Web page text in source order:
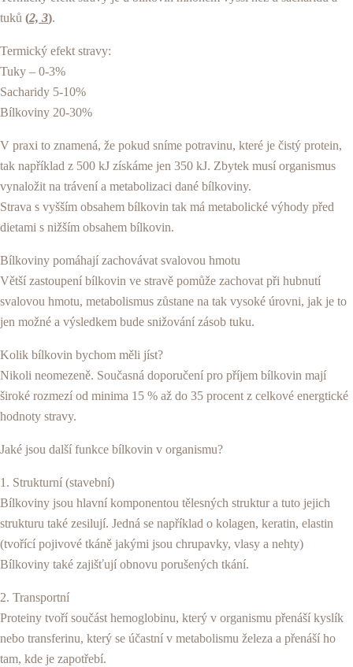
tuků (2, 3).
Termický efekt stravy:
Tuky – 0-3%
Sacharidy 5-10%
Bílkoviny 20-30%
V praxi to znamená, že pokud sníme potravinu, které je čistý protein,
tak například z 500 kJ získáme jen 350 kJ. Zbytek musí organismus
vynaložit na trávení a metabolizaci dané bílkoviny.
Strava s vyšším obsahem bílkovin tak má metabolické výhody před
dietami s nižším obsahem bílkovin.
Bílkoviny pomáhají zachovávat svalovou hmotu
Větší zastoupení bílkovin ve stravě pomůže zachovat při hubnutí
svalovou hmotu, metabolismus zůstane na tak vysoké úrovni, jak je to
jen možné a výsledkem bude snižování zásob tuku.
Kolik bílkovin bychom měli jíst?
Nikoli neomezeně. Současná doporučení pro příjem bílkovin mají
široké rozmezí od minima 15 % až do 35 procent z celkové energtické
hodnoty stravy.
Jaké jsou další funkce bílkovin v organismu?
1. Strukturní (stavební)
Bílkoviny jsou hlavní komponentou tělesných struktur a tuto jejich
strukturu také zesilují. Jedná se například o kolagen, keratin, elastin
(tvořící pojivové tkáně jakými jsou chrupavky, vlasy a nehty)
Bílkoviny také zajišťují obnovu porušených tkání.
2. Transportní
Proteiny tvoří součást hemoglobinu, který v organismu přenáší kyslík
nebo transferinu, který se účastní v metabolismu železa a přenáší ho
tam, kde je zapotřebí.